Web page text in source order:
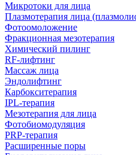
Микротоки для лица
Плазмотерапия лица
Фотоомоложение
Фракционная мезотерапия
Химический пилинг
RF-лифтинг
Массаж лица
Эндолифтинг
Карбокситерапия
IPL‑терапия
Мезотерапия для лица
Фотобиомодуляция
PRP-терапия
Расширенные поры